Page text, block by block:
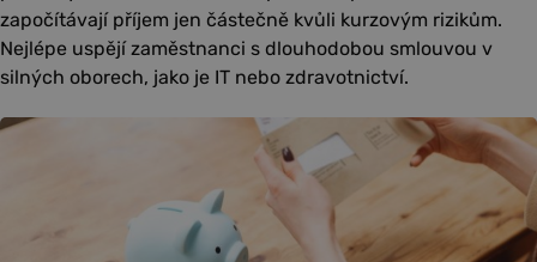
započítávají příjem jen částečně kvůli kurzovým rizikům.
Nejlépe uspějí zaměstnanci s dlouhodobou smlouvou v
silných oborech, jako je IT nebo zdravotnictví.